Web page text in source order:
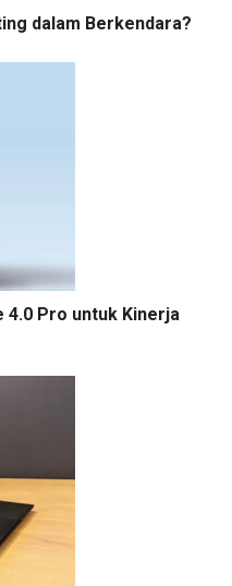
dalam Berkendara?
4.0 Pro untuk Kinerja